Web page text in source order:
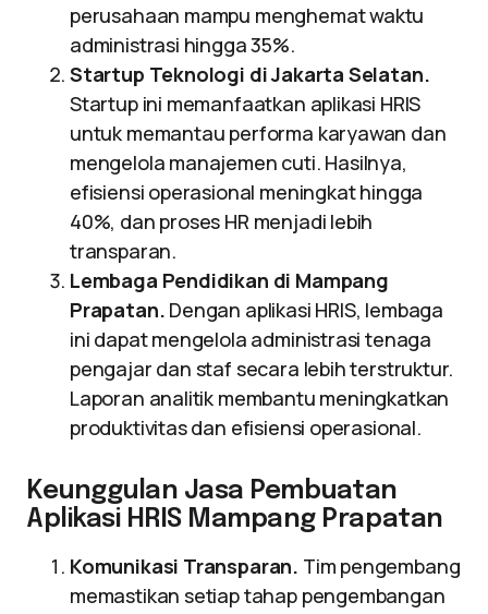
perusahaan mampu menghemat waktu
administrasi hingga 35%.
Startup Teknologi di Jakarta Selatan.
Startup ini memanfaatkan aplikasi HRIS
untuk memantau performa karyawan dan
mengelola manajemen cuti. Hasilnya,
efisiensi operasional meningkat hingga
40%, dan proses HR menjadi lebih
transparan.
Lembaga Pendidikan di Mampang
Prapatan. Dengan aplikasi HRIS, lembaga
ini dapat mengelola administrasi tenaga
pengajar dan staf secara lebih terstruktur.
Laporan analitik membantu meningkatkan
produktivitas dan efisiensi operasional.
Keunggulan Jasa Pembuatan
Aplikasi HRIS Mampang Prapatan
Komunikasi Transparan. Tim pengembang
memastikan setiap tahap pengembangan